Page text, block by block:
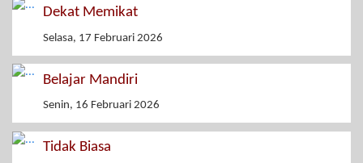
Dekat Memikat
Selasa, 17 Februari 2026
Belajar Mandiri
Senin, 16 Februari 2026
Tidak Biasa